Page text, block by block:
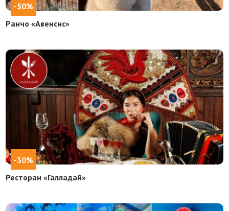
-50%
Ранчо «Авенсис»
-30%
Ресторан «Галладай»